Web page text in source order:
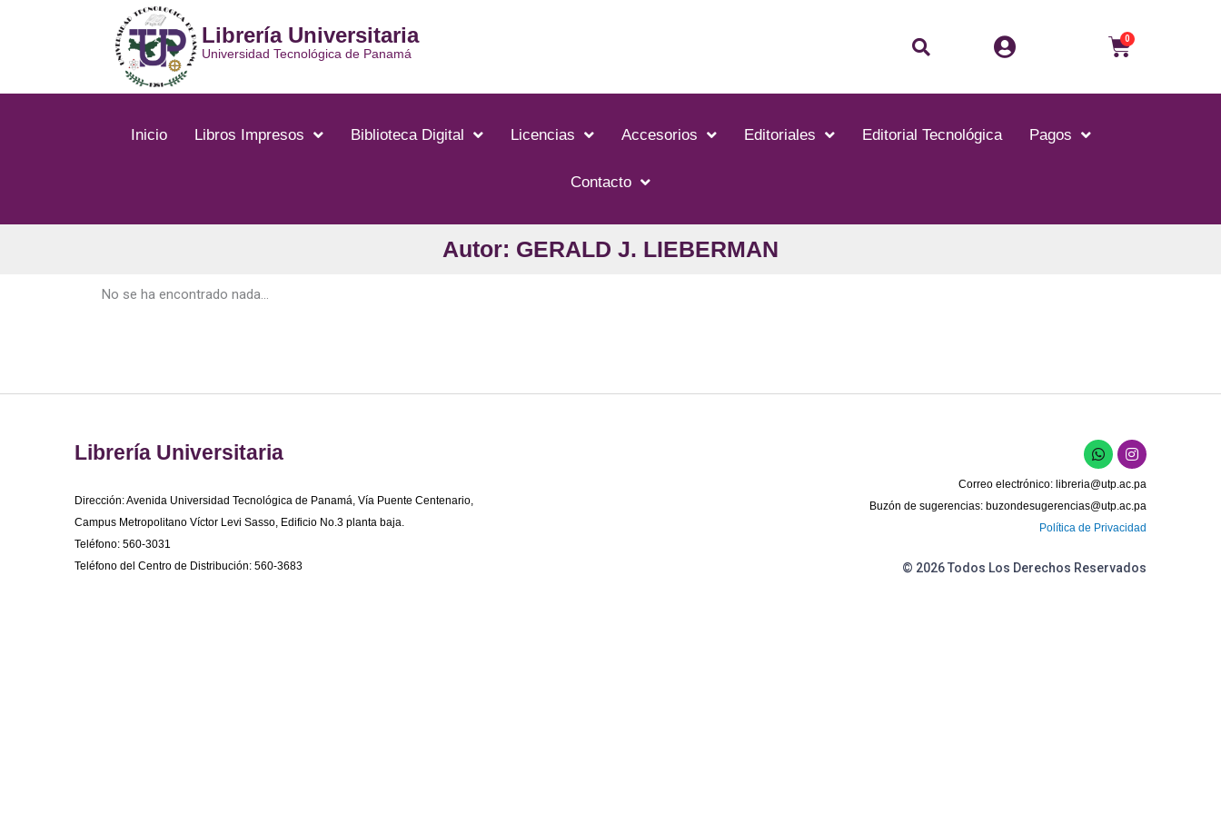
Librería Universitaria
Universidad Tecnológica de Panamá Buscar 0Carrito
Inicio Libros Impresos Biblioteca Digital Licencias Accesorios Editoriales Editorial Tecnológica Pagos
Contacto
Autor: GERALD J. LIEBERMAN
No se ha encontrado nada...
Librería Universitaria
Dirección: Avenida Universidad Tecnológica de Panamá, Vía Puente Centenario,
Campus Metropolitano Víctor Levi Sasso, Edificio No.3 planta baja.
Teléfono: 560-3031
Teléfono del Centro de Distribución: 560-3683
W
h
a
t
s
p
I
n
s
t
a
r
m
Correo electrónico: libreria@utp.ac.pa
Buzón de sugerencias: buzondesugerencias@utp.ac.pa
Política de Privacidad
© 2026 Todos Los Derechos Reservados